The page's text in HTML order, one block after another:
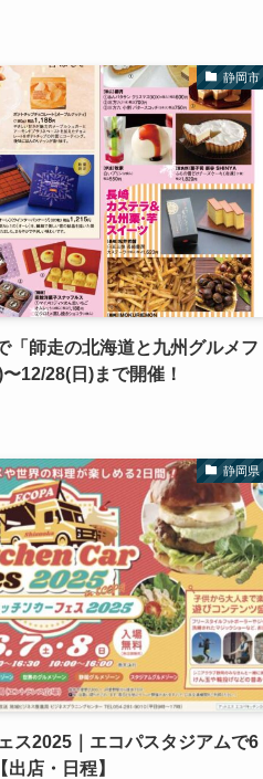
静岡市
「師走の北海道と九州グルメフ
12/28(日)まで開催！
静岡県
ス2025｜エコパスタジアムで6
店・日程】